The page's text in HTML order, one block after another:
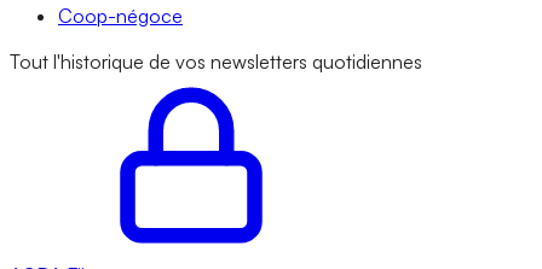
Coop-négoce
Tout l'historique de vos newsletters quotidiennes